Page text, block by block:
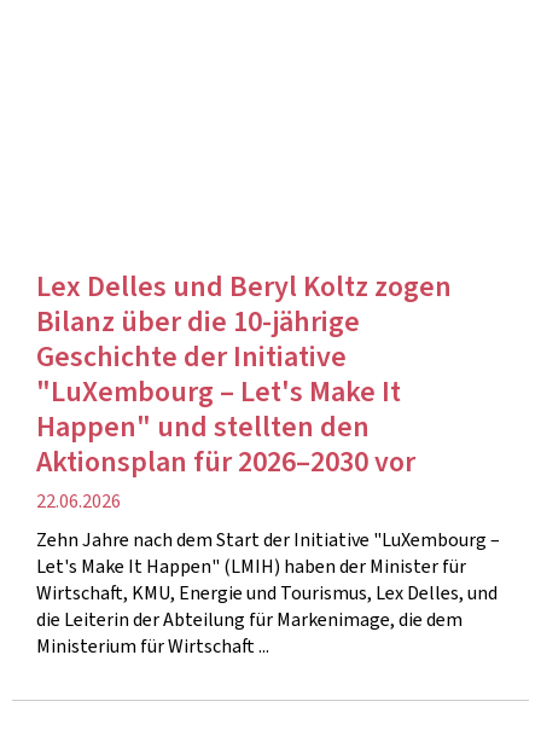
Lex Delles und Beryl Koltz zogen
Bilanz über die 10-jährige
Geschichte der Initiative
"LuXembourg – Let's Make It
Happen" und stellten den
Aktionsplan für 2026–2030 vor
Veröffentlichung
22.06.2026
Zehn Jahre nach dem Start der Initiative "LuXembourg –
Let's Make It Happen" (LMIH) haben der Minister für
Wirtschaft, KMU, Energie und Tourismus, Lex Delles, und
die Leiterin der Abteilung für Markenimage, die dem
Ministerium für Wirtschaft ...